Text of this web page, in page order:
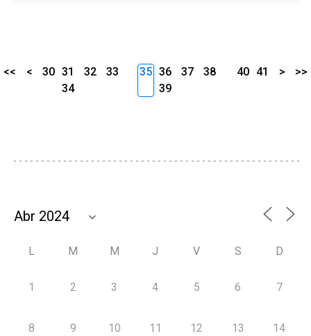
<< < 30 31 32
33
34
35 36 37
38
39
40 41 > >>
L M M J V S D
1 2 3 4 5 6 7
8 9 10 11 12 13 14